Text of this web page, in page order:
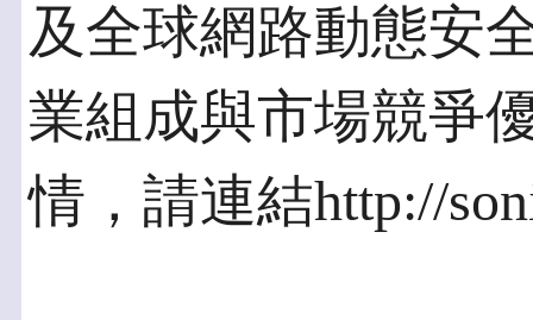
及全球網路動態安
業組成與市場競爭
情，請連結http://